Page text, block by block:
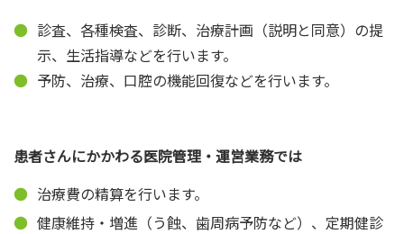
診査、各種検査、診断、治療計画（説明と同意）の提
示、生活指導などを行います。
予防、治療、口腔の機能回復などを行います。
患者さんにかかわる医院管理・運営業務では
治療費の精算を行います。
健康維持・増進（う蝕、歯周病予防など）、定期健診